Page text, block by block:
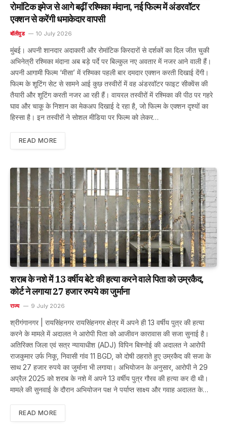
रोमांटिक इमेज से आगे बढ़ीं रश्मिका मंदाना, नई फिल्म में अंडरवॉटर
एक्शन से करेंगी धमाकेदार वापसी
बॉलीवुड 10 July 2026
मुंबई। अपनी शानदार अदाकारी और रोमांटिक किरदारों से दर्शकों का दिल जीत चुकी
अभिनेत्री रश्मिका मंदाना अब बड़े पर्दे पर बिल्कुल नए अवतार में नजर आने वाली हैं।
अपनी आगामी फिल्म ‘मीसा’ में रश्मिका पहली बार दमदार एक्शन करती दिखाई देंगी।
फिल्म के शूटिंग सेट से सामने आई कुछ तस्वीरों में वह अंडरवॉटर फाइट सीक्वेंस की
तैयारी और शूटिंग करती नजर आ रही हैं। वायरल तस्वीरों में रश्मिका की पीठ पर गहरे
घाव और चाकू के निशान का मेकअप दिखाई दे रहा है, जो फिल्म के एक्शन दृश्यों का
हिस्सा है। इन तस्वीरों ने सोशल मीडिया पर फिल्म को लेकर…
READ MORE
शराब के नशे में 13 वर्षीय बेटे की हत्या करने वाले पिता को उम्रकैद,
कोर्ट ने लगाया 27 हजार रुपये का जुर्माना
राज्य 9 July 2026
श्रीगंगानगर | रायसिंहनगर रायसिंहनगर क्षेत्र में अपने ही 13 वर्षीय पुत्र की हत्या
करने के मामले में अदालत ने आरोपी पिता को आजीवन कारावास की सजा सुनाई है।
अतिरिक्त जिला एवं सत्र न्यायाधीश (ADJ) विपिन बिश्नोई की अदालत ने आरोपी
राजकुमार उर्फ निकू, निवासी गांव 11 BGD, को दोषी ठहराते हुए उम्रकैद की सजा के
साथ 27 हजार रुपये का जुर्माना भी लगाया। अभियोजन के अनुसार, आरोपी ने 29
अप्रैल 2025 को शराब के नशे में अपने 13 वर्षीय पुत्र गौरव की हत्या कर दी थी।
मामले की सुनवाई के दौरान अभियोजन पक्ष ने पर्याप्त साक्ष्य और गवाह अदालत के…
READ MORE